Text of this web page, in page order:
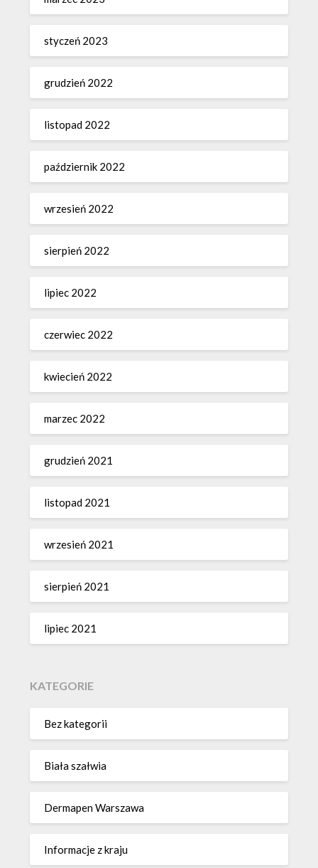
styczeń 2023
grudzień 2022
listopad 2022
październik 2022
wrzesień 2022
sierpień 2022
lipiec 2022
czerwiec 2022
kwiecień 2022
marzec 2022
grudzień 2021
listopad 2021
wrzesień 2021
sierpień 2021
lipiec 2021
KATEGORIE
Bez kategorii
Biała szałwia
Dermapen Warszawa
Informacje z kraju